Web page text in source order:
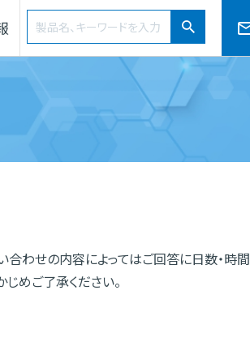
会社概要・役員一覧・組織図
検索ワード
検索
合わせの内容によってはご回答に日数・時間
めご了承ください。